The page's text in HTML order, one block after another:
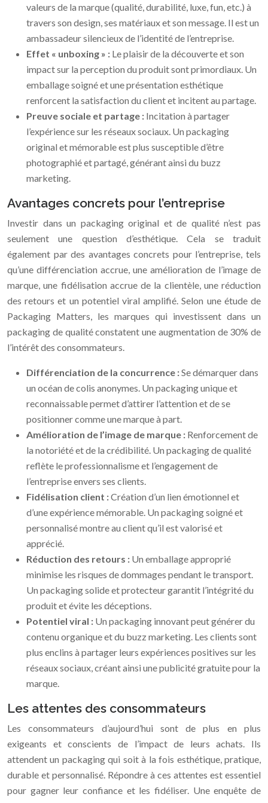
valeurs de la marque (qualité, durabilité, luxe, fun, etc.) à
travers son design, ses matériaux et son message. Il est un
ambassadeur silencieux de l’identité de l’entreprise.
Effet « unboxing » : Le plaisir de la découverte et son
impact sur la perception du produit sont primordiaux. Un
emballage soigné et une présentation esthétique
renforcent la satisfaction du client et incitent au partage.
Preuve sociale et partage : Incitation à partager
l’expérience sur les réseaux sociaux. Un packaging
original et mémorable est plus susceptible d’être
photographié et partagé, générant ainsi du buzz
marketing.
Avantages concrets pour l’entreprise
Investir dans un packaging original et de qualité n’est pas
seulement une question d’esthétique. Cela se traduit
également par des avantages concrets pour l’entreprise, tels
qu’une différenciation accrue, une amélioration de l’image de
marque, une fidélisation accrue de la clientèle, une réduction
des retours et un potentiel viral amplifié. Selon une étude de
Packaging Matters, les marques qui investissent dans un
packaging de qualité constatent une augmentation de 30% de
l’intérêt des consommateurs.
Différenciation de la concurrence :Se démarquer dans
un océan de colis anonymes. Un packaging unique et
reconnaissable permet d’attirer l’attention et de se
positionner comme une marque à part.
Amélioration de l’image de marque : Renforcement de
la notoriété et de la crédibilité. Un packaging de qualité
reflète le professionnalisme et l’engagement de
l’entreprise envers ses clients.
Fidélisation client :Création d’un lien émotionnel et
d’une expérience mémorable. Un packaging soigné et
personnalisé montre au client qu’il est valorisé et
apprécié.
Réduction des retours : Un emballage approprié
minimise les risques de dommages pendant le transport.
Un packaging solide et protecteur garantit l’intégrité du
produit et évite les déceptions.
Potentiel viral : Un packaging innovant peut générer du
contenu organique et du buzz marketing. Les clients sont
plus enclins à partager leurs expériences positives sur les
réseaux sociaux, créant ainsi une publicité gratuite pour la
marque.
Les attentes des consommateurs
Les consommateurs d’aujourd’hui sont de plus en plus
exigeants et conscients de l’impact de leurs achats. Ils
attendent un packaging qui soit à la fois esthétique, pratique,
durable et personnalisé. Répondre à ces attentes est essentiel
pour gagner leur confiance et les fidéliser. Une enquête de